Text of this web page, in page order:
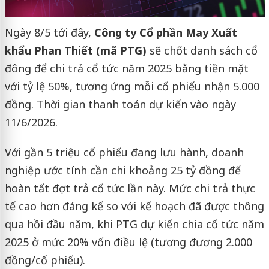
Ngày 8/5 tới đây, Công ty Cổ phần May Xuất
khẩu Phan Thiết (mã PTG) sẽ chốt danh sách cổ
đông để chi trả cổ tức năm 2025 bằng tiền mặt
với tỷ lệ 50%, tương ứng mỗi cổ phiếu nhận 5.000
đồng. Thời gian thanh toán dự kiến vào ngày
11/6/2026.
Với gần 5 triệu cổ phiếu đang lưu hành, doanh
nghiệp ước tính cần chi khoảng 25 tỷ đồng để
hoàn tất đợt trả cổ tức lần này. Mức chi trả thực
tế cao hơn đáng kể so với kế hoạch đã được thông
qua hồi đầu năm, khi PTG dự kiến chia cổ tức năm
2025 ở mức 20% vốn điều lệ (tương đương 2.000
đồng/cổ phiếu).